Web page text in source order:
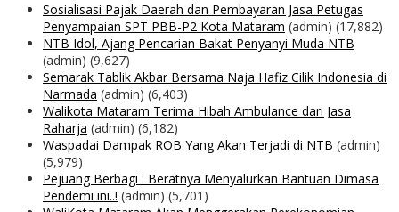
Sosialisasi Pajak Daerah dan Pembayaran Jasa Petugas
Penyampaian SPT PBB-P2 Kota Mataram (admin) (17,882)
NTB Idol, Ajang Pencarian Bakat Penyanyi Muda NTB
(admin) (9,627)
Semarak Tablik Akbar Bersama Naja Hafiz Cilik Indonesia di
Narmada (admin) (6,403)
Walikota Mataram Terima Hibah Ambulance dari Jasa
Raharja (admin) (6,182)
Waspadai Dampak ROB Yang Akan Terjadi di NTB (admin)
(5,979)
Pejuang Berbagi : Beratnya Menyalurkan Bantuan Dimasa
Pendemi ini..! (admin) (5,701)